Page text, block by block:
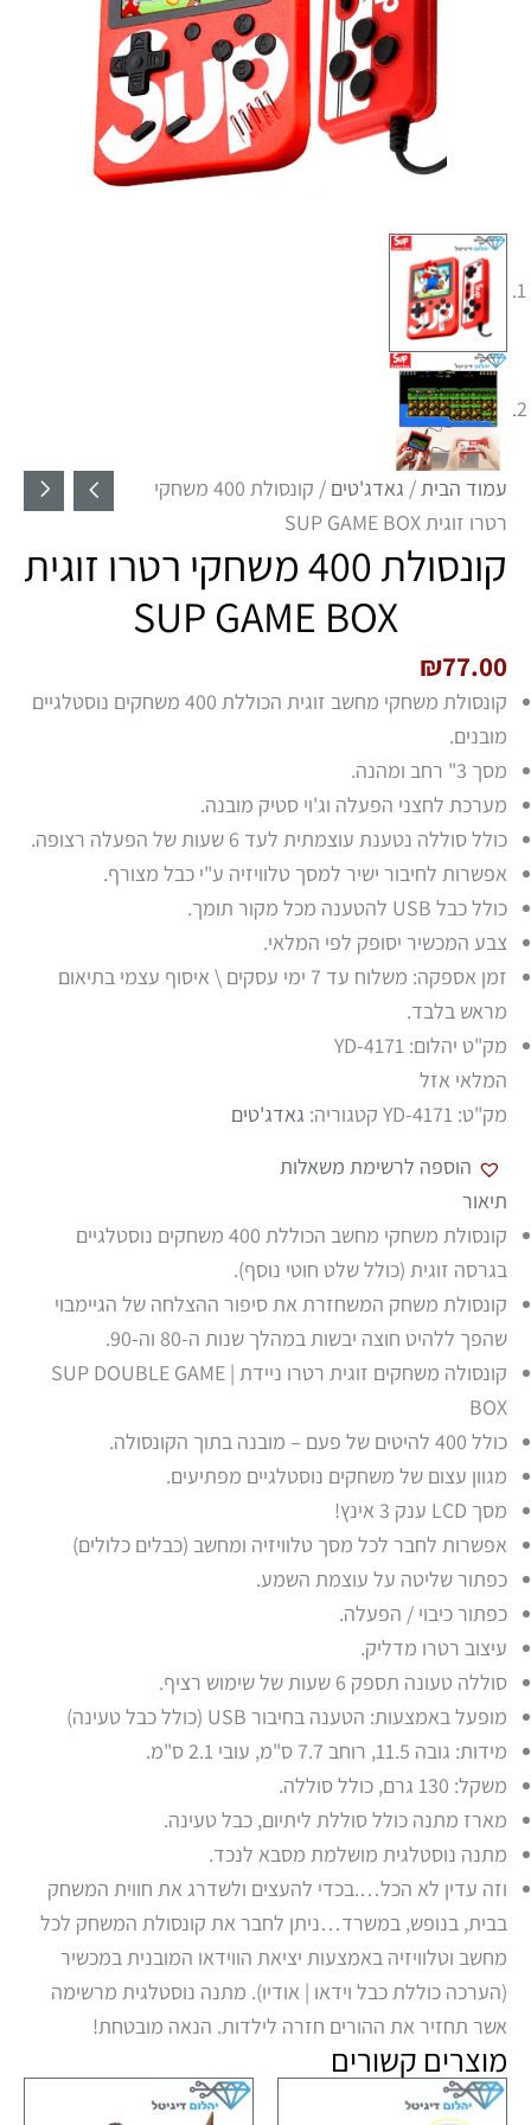
עמוד הבית/ גאדג'טים
/ קונסולת 400 משחקי
רטרו זוגית SUP GAME BOX
קונסולת 400 משחקי רטרו זוגית
SUP GAME BOX
₪77.00
קונסולת משחקי מחשב זוגית הכוללת 400 משחקים נוסטלגיים
מובנים.
מסך 3" רחב ומהנה.
מערכת לחצני הפעלה וג'וי סטיק מובנה.
כולל סוללה נטענת עוצמתית לעד 6 שעות של הפעלה רצופה.
אפשרות לחיבור ישיר למסך טלוויזיה ע"י כבל מצורף.
כולל כבל USB להטענה מכל מקור תומך.
צבע המכשיר יסופק לפי המלאי.
זמן אספקה: משלוח עד 7 ימי עסקים \ איסוף עצמי בתיאום
מראש בלבד.
מק"ט יהלום: YD-4171
המלאי אזל
מק"ט: YD-4171 קטגוריה: גאדג'טים
הוספה לרשימת משאלות
תיאור
קונסולת משחקי מחשב הכוללת 400 משחקים נוסטלגיים
בגרסה זוגית (כולל שלט חוטי נוסף).
קונסולת משחק המשחזרת את סיפור ההצלחה של הגיימבוי
שהפך ללהיט חוצה יבשות במהלך שנות ה-80 וה-90.
קונסולה משחקים זוגית רטרו ניידת | SUP DOUBLE GAME
BOX
כולל 400 להיטים של פעם – מובנה בתוך הקונסולה.
מגוון עצום של משחקים נוסטלגיים מפתיעים.
מסך LCD ענק 3 אינץ!
אפשרות לחבר לכל מסך טלוויזיה ומחשב (כבלים כלולים)
כפתור שליטה על עוצמת השמע.
כפתור כיבוי / הפעלה.
עיצוב רטרו מדליק.
סוללה טעונה תספק 6 שעות של שימוש רציף.
מופעל באמצעות: הטענה בחיבור USB (כולל כבל טעינה)
מידות: גובה 11.5, רוחב 7.7 ס"מ, עובי 2.1 ס"מ.
משקל: 130 גרם, כולל סוללה.
מארז מתנה כולל סוללת ליתיום, כבל טעינה.
מתנה נוסטלגית מושלמת מסבא לנכד.
וזה עדין לא הכל….בכדי להעצים ולשדרג את חווית המשחק
בבית, בנופש, במשרד…ניתן לחבר את קונסולת המשחק לכל
מחשב וטלוויזיה באמצעות יציאת הווידאו המובנית במכשיר
(הערכה כוללת כבל וידאו | אודיו). מתנה נוסטלגית מרשימה
אשר תחזיר את ההורים חזרה לילדות. הנאה מובטחת!
מוצרים קשורים